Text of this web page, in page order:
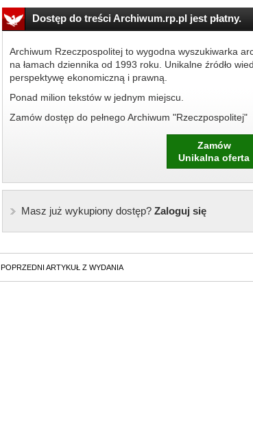
Dostęp do treści Archiwum.rp.pl jest płatny.
Archiwum Rzeczpospolitej to wygodna wyszukiwarka
na łamach dziennika od 1993 roku. Unikalne źródło
perspektywę ekonomiczną i prawną.
Ponad milion tekstów w jednym miejscu.
Zamów dostęp do pełnego Archiwum "Rzeczpospolitej"
Zamów
Unikalna oferta
Masz już wykupiony dostęp?Zaloguj się
POPRZEDNI ARTYKUŁ Z WYDANIA